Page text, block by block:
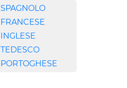
SPAGNOLO
FRANCESE
INGLESE
TEDESCO
PORTOGHESE